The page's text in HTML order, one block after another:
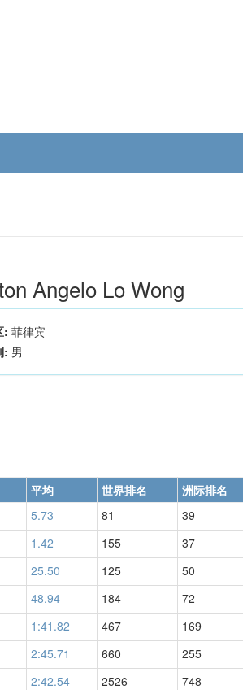
Angelo Lo Wong
: 菲律宾
: 男
平均 世界排名 洲际排名
5.73 81 39
1.42 155 37
25.50 125 50
48.94 184 72
1:41.82 467 169
2:45.71 660 255
2:42.54 2526 748